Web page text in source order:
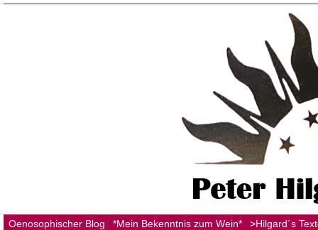
Oenosophischer Blog *Mein Bekenntnis zum Wein* >Hilgard´s